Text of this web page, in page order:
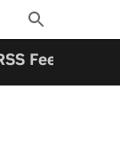
Toggle
Search
Feeds